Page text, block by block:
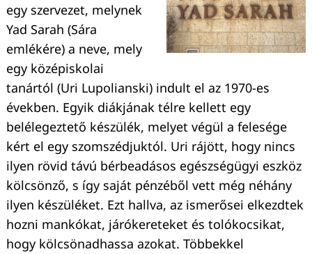
egy szervezet, melynek
Yad Sarah (Sára
emlékére) a neve, mely
egy középiskolai
tanártól (Uri Lupolianski) indult el az 1970-es
években. Egyik diákjának télre kellett egy
belélegeztető készülék, melyet végül a felesége
kért el egy szomszédjuktól. Uri rájött, hogy nincs
ilyen rövid távú bérbeadásos egészségügyi eszköz
kölcsönző, s így saját pénzéből vett még néhány
ilyen készüléket. Ezt hallva, az ismerősei elkezdtek
hozni mankókat, járókereteket és tolókocsikat,
hogy kölcsönadhassa azokat. Többekkel